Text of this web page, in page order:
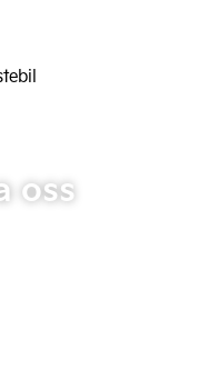
oss